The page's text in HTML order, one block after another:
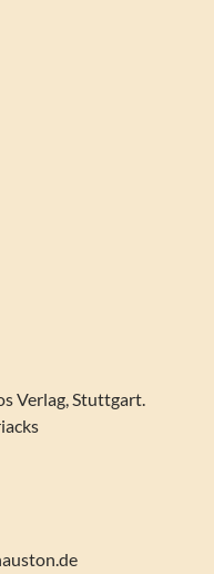
Verlag, Stuttgart.